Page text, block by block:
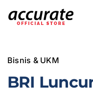
Bisnis & UKM
BRI